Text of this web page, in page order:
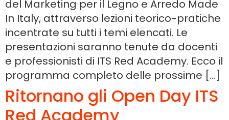
del Marketing per il Legno e Arredo Made
In Italy, attraverso lezioni teorico-pratiche
incentrate su tutti i temi elencati. Le
presentazioni saranno tenute da docenti
e professionisti di ITS Red Academy. Ecco il
programma completo delle prossime […]
Ritornano gli Open Day ITS
Red Academy